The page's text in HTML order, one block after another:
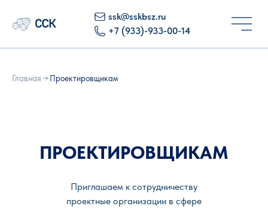
ssk@sskbsz.ru
+7 (933)-933-00-14
Главная Проектировщикам
ПРОЕКТИРОВЩИКАМ
Приглашаем к сотрудничеству
проектные организации в сфере